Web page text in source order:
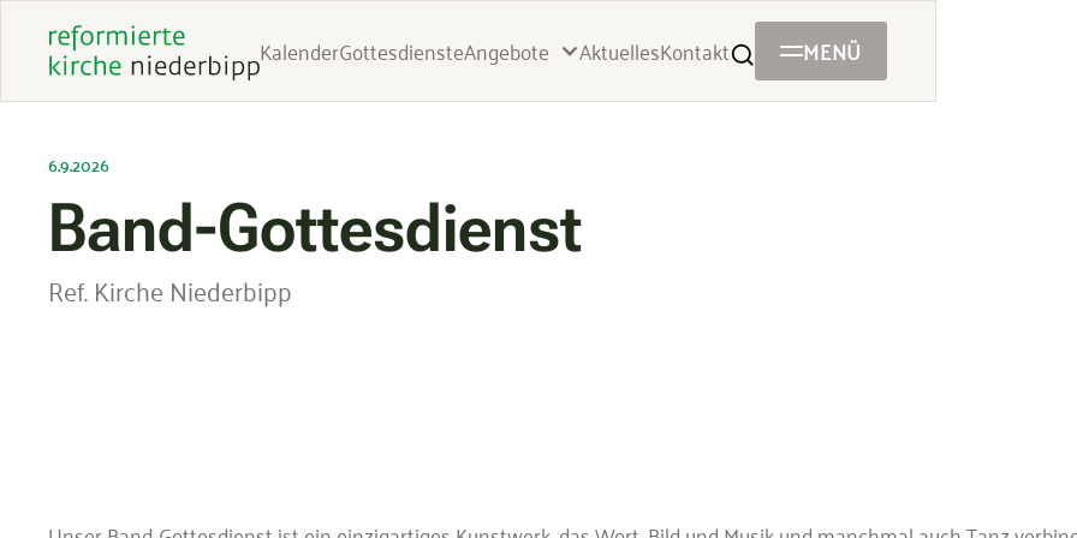
KalenderGottesdiensteAngebote AktuellesKontakt MENÜ
6.9.2026
Band-Gottesdienst
Ref. Kirche Niederbipp